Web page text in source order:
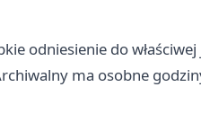
odniesienie do
ma osobne